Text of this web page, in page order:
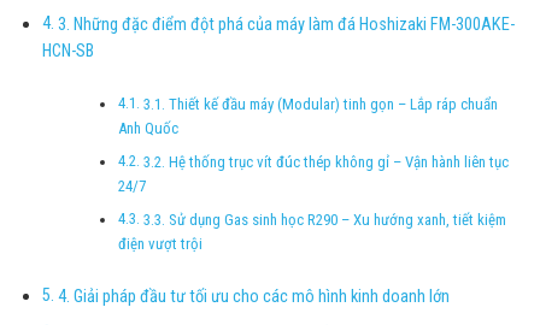
3. Những đặc điểm đột phá của máy làm đá Hoshizaki FM-300AKE-
HCN-SB
3.1. Thiết kế đầu máy (Modular) tinh gọn – Lắp ráp chuẩn
Anh Quốc
3.2. Hệ thống trục vít đúc thép không gỉ – Vận hành liên tục
24/7
3.3. Sử dụng Gas sinh học R290 – Xu hướng xanh, tiết kiệm
điện vượt trội
4. Giải pháp đầu tư tối ưu cho các mô hình kinh doanh lớn